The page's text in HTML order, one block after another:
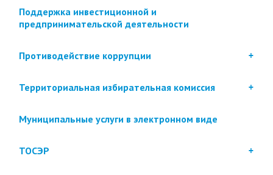
Поддержка инвестиционной и
предпринимательской деятельности
Противодействие коррупции
Территориальная избирательная комиссия
Муниципальные услуги в электронном виде
ТОСЭР